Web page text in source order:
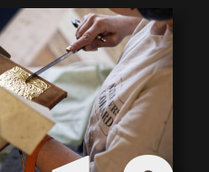
29